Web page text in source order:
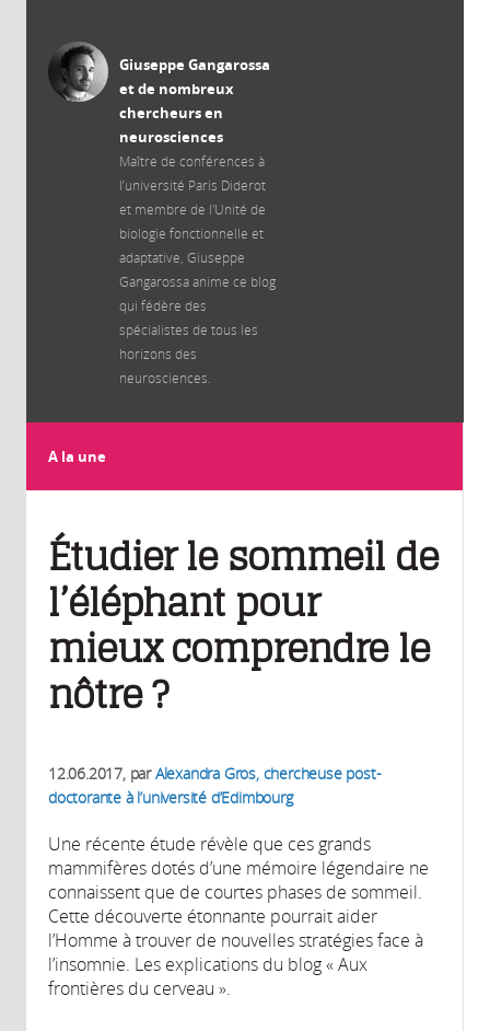
Giuseppe Gangarossa
et de nombreux
chercheurs en
neurosciences
Maître de conférences à
l’université Paris Diderot
et membre de l'Unité de
biologie fonctionnelle et
adaptative, Giuseppe
Gangarossa anime ce blog
qui fédère des
spécialistes de tous les
horizons des
neurosciences.
A la une
Étudier le sommeil de
l’éléphant pour
mieux comprendre le
nôtre ?
12.06.2017, parAlexandra Gros, chercheuse post-
doctorante à l’université d’Edimbourg
Une récente étude révèle que ces grands
mammifères dotés d’une mémoire légendaire ne
connaissent que de courtes phases de sommeil.
Cette découverte étonnante pourrait aider
l’Homme à trouver de nouvelles stratégies face à
l’insomnie. Les explications du blog « Aux
frontières du cerveau ».